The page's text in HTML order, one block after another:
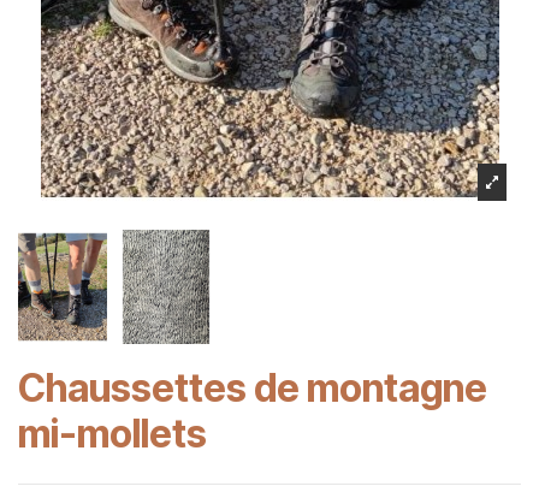
Chaussettes de montagne
mi-mollets